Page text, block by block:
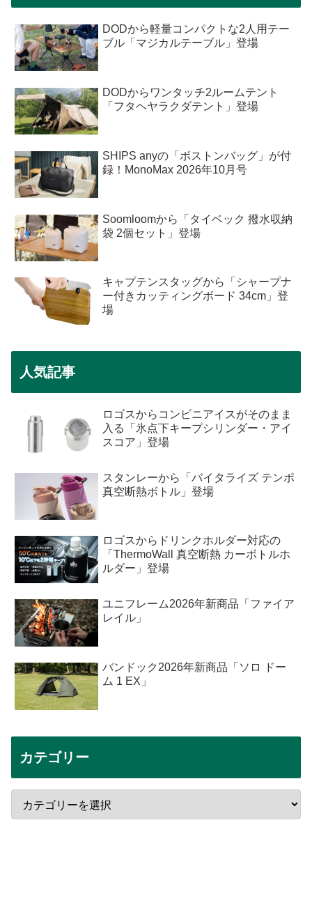
DODから軽量コンパクトな2人用テー
ブル「マジカルテーブル」登場
DODからワンタッチ2ルームテント
「フタヘヤラクダテント」登場
SHIPS anyの「ボストンバッグ」が付
録！MonoMax 2026年10月号
Soomloomから「タイベック 撥水収納
袋 2個セット」登場
キャプテンスタッグから「シャープナ
ー付きカッティングボード 34cm」登
場
人気記事
ロゴスからコンビニアイスがそのまま
入る「氷点下キープシリンダー・アイ
スコア」登場
スタンレーから「バイタライズ テンポ
真空断熱ボトル」登場
ロゴスからドリンクホルダー対応の
「ThermoWall 真空断熱 カーボトルホ
ルダー」登場
ユニフレーム2026年新商品「ファイア
レイル」
バンドック2026年新商品「ソロ ドー
ム 1 EX」
カテゴリー